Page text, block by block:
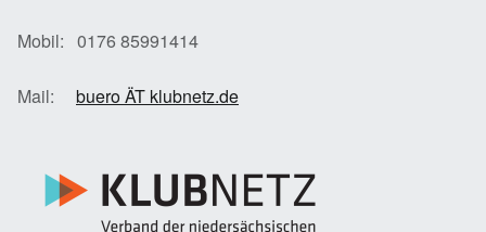
Mobil: 0176 85991414
Mail: buero ÄT klubnetz.de